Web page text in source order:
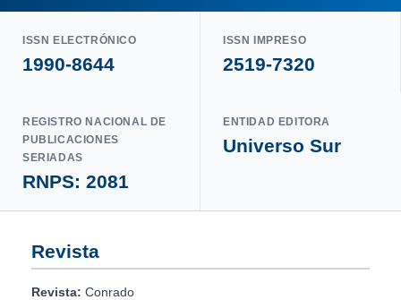
ISSN ELECTRÓNICO
1990-8644
ISSN IMPRESO
2519-7320
REGISTRO NACIONAL DE
PUBLICACIONES
SERIADAS
RNPS: 2081
ENTIDAD EDITORA
Universo Sur
Revista
Revista: Conrado